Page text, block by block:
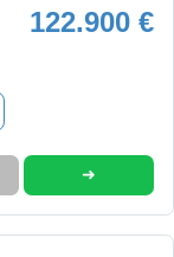
122.900 €
➜